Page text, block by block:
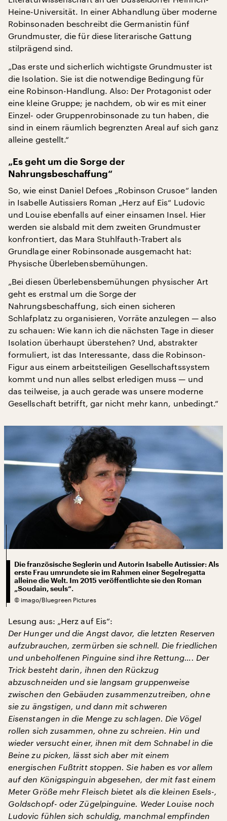
Heine-Universität. In einer Abhandlung über moderne
Robinsonaden beschreibt die Germanistin fünf
Grundmuster, die für diese literarische Gattung
stilprägend sind.
„Das erste und sicherlich wichtigste Grundmuster ist
die Isolation. Sie ist die notwendige Bedingung für
eine Robinson-Handlung. Also: Der Protagonist oder
eine kleine Gruppe; je nachdem, ob wir es mit einer
Einzel- oder Gruppenrobinsonade zu tun haben, die
sind in einem räumlich begrenzten Areal auf sich ganz
alleine gestellt.“
„Es geht um die Sorge der
Nahrungsbeschaffung“
So, wie einst Daniel Defoes „Robinson Crusoe“ landen
in Isabelle Autissiers Roman „Herz auf Eis“ Ludovic
und Louise ebenfalls auf einer einsamen Insel. Hier
werden sie alsbald mit dem zweiten Grundmuster
konfrontiert, das Mara Stuhlfauth-Trabert als
Grundlage einer Robinsonade ausgemacht hat:
Physische Überlebensbemühungen.
„Bei diesen Überlebensbemühungen physischer Art
geht es erstmal um die Sorge der
Nahrungsbeschaffung, sich einen sicheren
Schlafplatz zu organisieren, Vorräte anzulegen — also
zu schauen: Wie kann ich die nächsten Tage in dieser
Isolation überhaupt überstehen? Und, abstrakter
formuliert, ist das Interessante, dass die Robinson-
Figur aus einem arbeitsteiligen Gesellschaftssystem
kommt und nun alles selbst erledigen muss — und
das teilweise, ja auch gerade was unsere moderne
Gesellschaft betrifft, gar nicht mehr kann, unbedingt.“
Die französische Seglerin und Autorin Isabelle Autissier: Als
erste Frau umrundete sie im Rahmen einer Segelregatta
alleine die Welt. Im 2015 veröffentlichte sie den Roman
„Soudain, seuls“.
© imago/Bluegreen Pictures
Lesung aus: „Herz auf Eis“:
Der Hunger und die Angst davor, die letzten Reserven
aufzubrauchen, zermürben sie schnell. Die friedlichen
und unbeholfenen Pinguine sind ihre Rettung…. Der
Trick besteht darin, ihnen den Rückzug
abzuschneiden und sie langsam gruppenweise
zwischen den Gebäuden zusammenzutreiben, ohne
sie zu ängstigen, und dann mit schweren
Eisenstangen in die Menge zu schlagen. Die Vögel
rollen sich zusammen, ohne zu schreien. Hin und
wieder versucht einer, ihnen mit dem Schnabel in die
Beine zu picken, lässt sich aber mit einem
energischen Fußtritt stoppen. Sie haben es vor allem
auf den Königspinguin abgesehen, der mit fast einem
Meter Größe mehr Fleisch bietet als die kleinen Esels-,
Goldschopf- oder Zügelpinguine. Weder Louise noch
Ludovic fühlen sich schuldig, manchmal empfinden